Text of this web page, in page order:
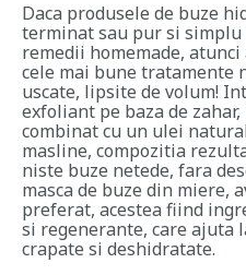
Daca produsele de buze
terminat sau pur si
remedii homemade,
cele mai bune tratamente
uscate, lipsite de volum!
exfoliant pe baza de
combinat cu un ulei
masline, compozitia
niste buze netede, fara
masca de buze din miere,
preferat, acestea fiind
si regenerante, care ajuta
crapate si deshidratate.